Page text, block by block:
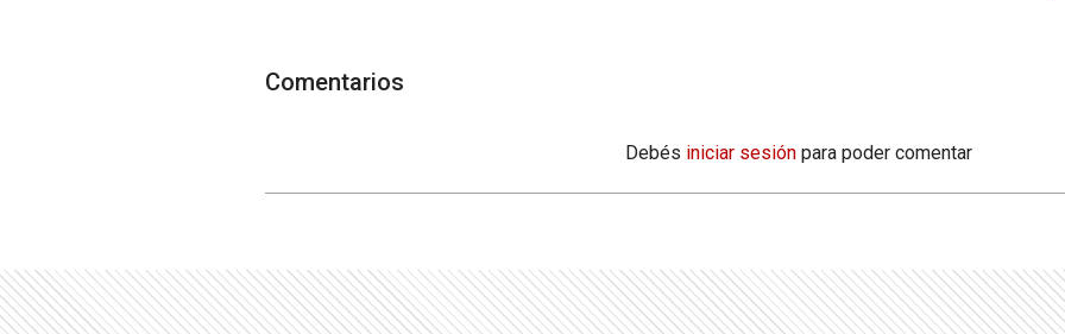
Comentarios
Debés iniciar sesión para poder comentar